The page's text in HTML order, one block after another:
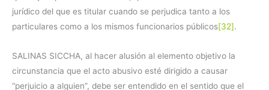
jurídico del que es titular cuando se perjudica tanto a los
particulares como a los mismos funcionarios públicos[32].
SALINAS SICCHA, al hacer alusión al elemento objetivo la
circunstancia que el acto abusivo esté dirigido a causar
“perjuicio a alguien”, debe ser entendido en el sentido que el